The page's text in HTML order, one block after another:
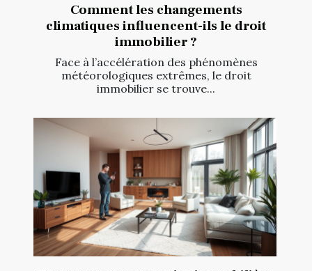
Comment les changements
climatiques influencent-ils le droit
immobilier ?
Face à l’accélération des phénomènes
météorologiques extrêmes, le droit
immobilier se trouve...